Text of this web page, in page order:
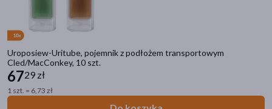
Uroposiew-Uritube, pojemnik z podłożem transportowym
Cled/MacConkey, 10 szt.
6729 zł
1 szt. = 6,73 zł